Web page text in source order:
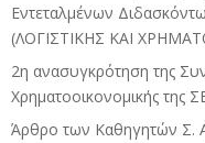
Εντεταλμένων
(ΛΟΓΙΣΤΙΚΗΣ ΚΑΙ
2η ανασυγκρότηση της
Χρηματοοικονομικής
Άρθρο των Καθηγητών Σ.